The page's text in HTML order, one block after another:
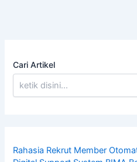
Cari Artikel
Rahasia Rekrut Member